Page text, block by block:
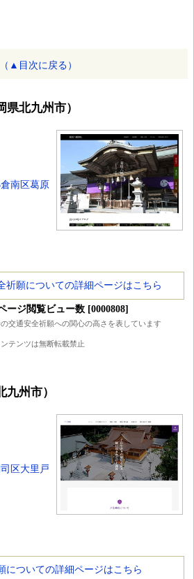
（▲目次に戻る）
北九州市）
南区葛原
祈願についての詳細ページはこちら
ージ閲覧ビュー数 [0000808]
交通安全祈願への関心の高さを表しています
テンツは無断転載禁止
州市）
区大里戸
についての詳細ページはこちら